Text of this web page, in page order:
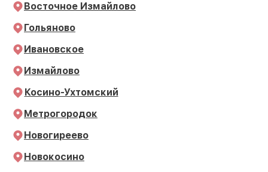
Восточное Измайлово
Гольяново
Ивановское
Измайлово
Косино-Ухтомский
Метрогородок
Новогиреево
Новокосино